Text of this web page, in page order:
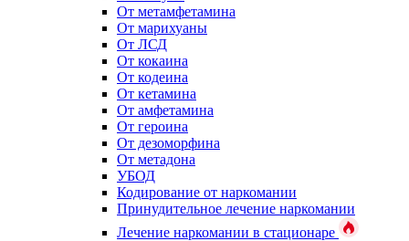
От метамфетамина
От марихуаны
От ЛСД
От кокаина
От кодеина
От кетамина
От амфетамина
От героина
От дезоморфина
От метадона
УБОД
Кодирование от наркомании
Принудительное лечение наркомании
Лечение наркомании в стационаре